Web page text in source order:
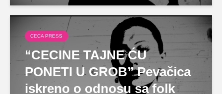
CECA PRESS
“CECINE TAJNE ĆU
PONETI U GROB” Pevačica
iskreno o odnosu sa folk